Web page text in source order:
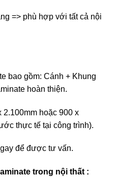
=> phù hợp với tất cả nội
bao gồm: Cánh + Khung
hoàn thiện.
hoặc 900 x
thực tế tại công trình).
để được tư vấn.
trong nội thất :